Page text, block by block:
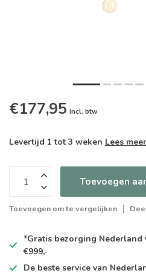
€177,95 Incl. btw
Levertijd 1 tot 3 weken Lees meer
Toevoegen
Toevoegen om te vergelijken
*Gratis bezorging Nederland
€999,-
De beste service van